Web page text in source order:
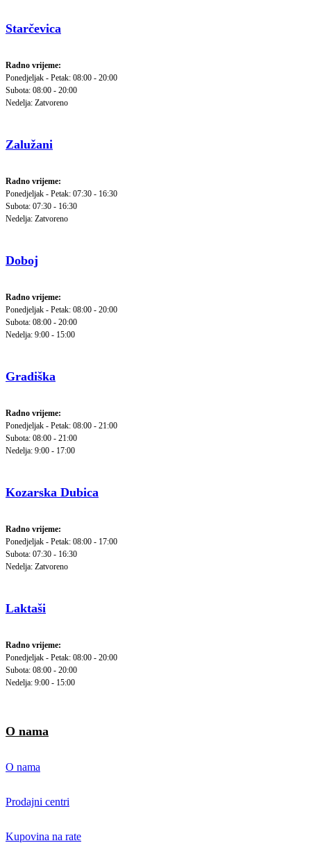
Starčevica
Radno vrijeme:
Ponedjeljak - Petak: 08:00 - 20:00
Subota: 08:00 - 20:00
Nedelja: Zatvoreno
Zalužani
Radno vrijeme:
Ponedjeljak - Petak: 07:30 - 16:30
Subota: 07:30 - 16:30
Nedelja: Zatvoreno
Doboj
Radno vrijeme:
Ponedjeljak - Petak: 08:00 - 20:00
Subota: 08:00 - 20:00
Nedelja: 9:00 - 15:00
Gradiška
Radno vrijeme:
Ponedjeljak - Petak: 08:00 - 21:00
Subota: 08:00 - 21:00
Nedelja: 9:00 - 17:00
Kozarska Dubica
Radno vrijeme:
Ponedjeljak - Petak: 08:00 - 17:00
Subota: 07:30 - 16:30
Nedelja: Zatvoreno
Laktaši
Radno vrijeme:
Ponedjeljak - Petak: 08:00 - 20:00
Subota: 08:00 - 20:00
Nedelja: 9:00 - 15:00
O nama
O nama
Prodajni centri
Kupovina na rate